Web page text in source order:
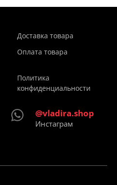
Доставка товара
Оплата товара
Политика
конфиденциальности
@vladira.shop
Инстаграм